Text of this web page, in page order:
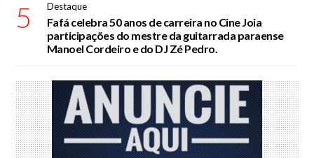
5 Destaque
Fafá celebra 50 anos de carreira no Cine Joia
participações do mestre da guitarrada paraense
Manoel Cordeiro e do DJ Zé Pedro.